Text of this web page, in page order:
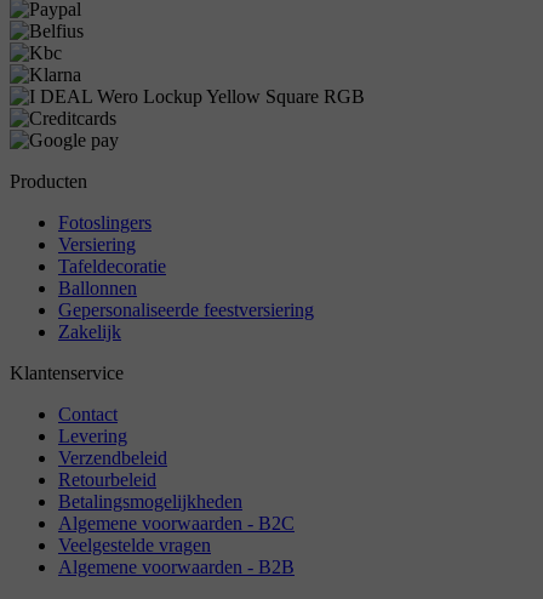
Producten
Fotoslingers
Versiering
Tafeldecoratie
Ballonnen
Gepersonaliseerde feestversiering
Zakelijk
Klantenservice
Contact
Levering
Verzendbeleid
Retourbeleid
Betalingsmogelijkheden
Algemene voorwaarden - B2C
Veelgestelde vragen
Algemene voorwaarden - B2B